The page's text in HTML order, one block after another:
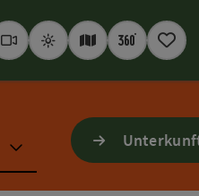
Webcams
WetterInteraktive
360°